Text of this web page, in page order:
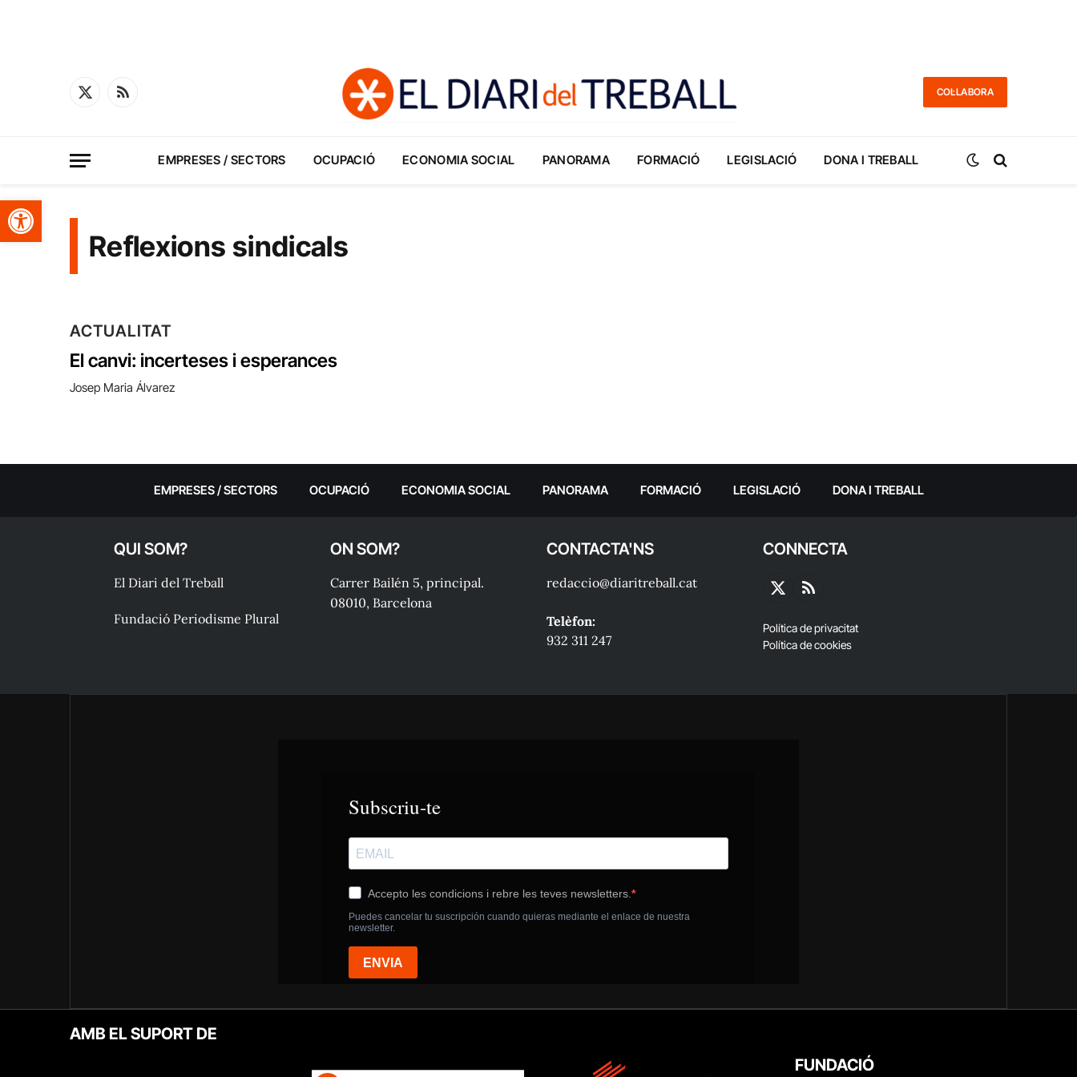
Obre la barra d'eines
X
RSS
COL·LABORA
EMPRESES / SECTORS OCUPACIÓ ECONOMIA SOCIAL PANORAMA FORMACIÓ LEGISLACIÓ DONA I TREBALL
Reflexions sindicals
ACTUALITAT
El canvi: incerteses i esperances
Josep Maria Álvarez
EMPRESES / SECTORS OCUPACIÓ ECONOMIA SOCIAL PANORAMA FORMACIÓ LEGISLACIÓ DONA I TREBALL
QUI SOM?
El Diari del Treball
Fundació Periodisme Plural
ON SOM?
Carrer Bailén 5, principal.
08010, Barcelona
CONTACTA'NS
redaccio@diaritreball.cat
Telèfon:
932 311 247
CONNECTA
X
RSS
Política de privacitat
Política de cookies
AMB EL SUPORT DE
FUNDACIÓ